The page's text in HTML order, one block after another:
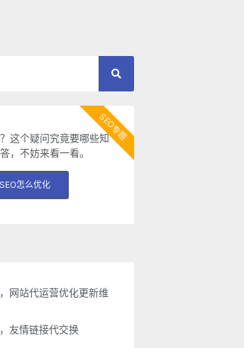
这个疑问究竟要哪些知
，不妨来看一看。
SEO怎么优化
SEO专题
网站代运营优化更新维
友情链接代交换